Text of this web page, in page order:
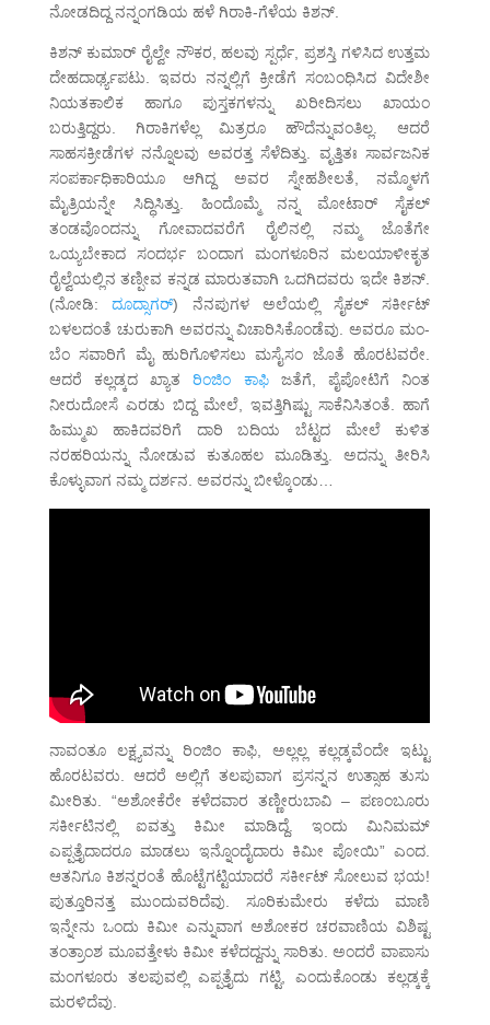
ನೋಡದಿದ್ದ ನನ್ನಂಗಡಿಯ ಹಳೆ ಗಿರಾಕಿ-ಗೆಳೆಯ ಕಿಶನ್.
ಕಿಶನ್ ಕುಮಾರ್ ರೈಲ್ವೇ ನೌಕರ, ಹಲವು ಸ್ಪರ್ಧೆ, ಪ್ರಶಸ್ತಿ ಗಳಿಸಿದ ಉತ್ತಮ
ದೇಹದಾರ್ಢ್ಯಪಟು. ಇವರು ನನ್ನಲ್ಲಿಗೆ ಕ್ರೀಡೆಗೆ ಸಂಬಂಧಿಸಿದ ವಿದೇಶೀ
ನಿಯತಕಾಲಿಕ ಹಾಗೂ ಪುಸ್ತಕಗಳನ್ನು ಖರೀದಿಸಲು ಖಾಯಂ
ಬರುತ್ತಿದ್ದರು. ಗಿರಾಕಿಗಳೆಲ್ಲ ಮಿತ್ರರೂ ಹೌದೆನ್ನುವಂತಿಲ್ಲ. ಆದರೆ
ಸಾಹಸಕ್ರೀಡೆಗಳ ನನ್ನೊಲವು ಅವರತ್ತ ಸೆಳೆದಿತ್ತು. ವೃತ್ತಿತಃ ಸಾರ್ವಜನಿಕ
ಸಂಪರ್ಕಾಧಿಕಾರಿಯೂ ಆಗಿದ್ದ ಅವರ ಸ್ನೇಹಶೀಲತೆ, ನಮ್ಮೊಳಗೆ
ಮೈತ್ರಿಯನ್ನೇ ಸಿದ್ಧಿಸಿತ್ತು. ಹಿಂದೊಮ್ಮೆ ನನ್ನ ಮೋಟಾರ್ ಸೈಕಲ್
ತಂಡವೊಂದನ್ನು ಗೋವಾದವರೆಗೆ ರೈಲಿನಲ್ಲಿ ನಮ್ಮ ಜೊತೆಗೇ
ಒಯ್ಯಬೇಕಾದ ಸಂದರ್ಭ ಬಂದಾಗ ಮಂಗಳೂರಿನ ಮಲಯಾಳೀಕೃತ
ರೈಲ್ವೆಯಲ್ಲಿನ ತಣ್ಪೀವ ಕನ್ನಡ ಮಾರುತವಾಗಿ ಒದಗಿದವರು ಇದೇ ಕಿಶನ್.
(ನೋಡಿ:ದೂದ್ಸಾಗರ್) ನೆನಪುಗಳ ಅಲೆಯಲ್ಲಿ ಸೈಕಲ್ ಸರ್ಕೀಟ್
ಬಳಲದಂತೆ ಚುರುಕಾಗಿ ಅವರನ್ನು ವಿಚಾರಿಸಿಕೊಂಡೆವು. ಅವರೂ ಮಂ-
ಬೆಂ ಸವಾರಿಗೆ ಮೈ ಹುರಿಗೊಳಿಸಲು ಮಸೈಸಂ ಜೊತೆ ಹೊರಟವರೇ.
ಆದರೆ ಕಲ್ಲಡ್ಕದ ಖ್ಯಾತರಿಂಜಿಂ ಕಾಫಿಜತೆಗೆ, ಪೈಪೋಟಿಗೆ ನಿಂತ
ನೀರುದೋಸೆ ಎರಡು ಬಿದ್ದ ಮೇಲೆ, ಇವತ್ತಿಗಿಷ್ಟು ಸಾಕೆನಿಸಿತಂತೆ. ಹಾಗೆ
ಹಿಮ್ಮುಖ ಹಾಕಿದವರಿಗೆ ದಾರಿ ಬದಿಯ ಬೆಟ್ಟದ ಮೇಲೆ ಕುಳಿತ
ನರಹರಿಯನ್ನು ನೋಡುವ ಕುತೂಹಲ ಮೂಡಿತ್ತು. ಅದನ್ನು ತೀರಿಸಿ
ಕೊಳ್ಳುವಾಗ ನಮ್ಮ ದರ್ಶನ. ಅವರನ್ನು ಬೀಳ್ಕೊಂಡು…
ನಾವಂತೂ ಲಕ್ಷ್ಯವನ್ನು ರಿಂಜಿಂ ಕಾಫಿ, ಅಲ್ಲಲ್ಲ ಕಲ್ಲಡ್ಕವೆಂದೇ ಇಟ್ಟು
ಹೊರಟವರು. ಆದರೆ ಅಲ್ಲಿಗೆ ತಲಪುವಾಗ ಪ್ರಸನ್ನನ ಉತ್ಸಾಹ ತುಸು
ಮೀರಿತು. “ಅಶೋಕೆರೇ ಕಳೆದವಾರ ತಣ್ಣೀರುಬಾವಿ – ಪಣಂಬೂರು
ಸರ್ಕೀಟಿನಲ್ಲಿ ಐವತ್ತು ಕಿಮೀ ಮಾಡಿದ್ದೆ. ಇಂದು ಮಿನಿಮಮ್
ಎಪ್ಪತ್ತೈದಾದರೂ ಮಾಡಲು ಇನ್ನೊಂದೈದಾರು ಕಿಮೀ ಪೋಯಿ” ಎಂದ.
ಆತನಿಗೂ ಕಿಶನ್ನರಂತೆ ಹೊಟ್ಟೆಗಟ್ಟಿಯಾದರೆ ಸರ್ಕೀಟ್ ಸೋಲುವ ಭಯ!
ಪುತ್ತೂರಿನತ್ತ ಮುಂದುವರಿದೆವು. ಸೂರಿಕುಮೇರು ಕಳೆದು ಮಾಣಿ
ಇನ್ನೇನು ಒಂದು ಕಿಮೀ ಎನ್ನುವಾಗ ಅಶೋಕರ ಚರವಾಣಿಯ ವಿಶಿಷ್ಟ
ತಂತ್ರಾಂಶ ಮೂವತ್ತೇಳು ಕಿಮೀ ಕಳೆದದ್ದನ್ನು ಸಾರಿತು. ಅಂದರೆ ವಾಪಾಸು
ಮಂಗಳೂರು ತಲಪುವಲ್ಲಿ ಎಪ್ಪತ್ತೈದು ಗಟ್ಟಿ, ಎಂದುಕೊಂಡು ಕಲ್ಲಡ್ಕಕ್ಕೆ
ಮರಳಿದೆವು.